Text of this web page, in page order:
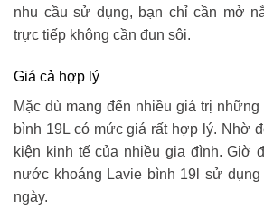
nhu cầu sử dụng, bạn chỉ cần mở
trực tiếp không cần đun sôi.
Giá cả hợp lý
Mặc dù mang đến nhiều giá trị
bình 19L có mức giá rất hợp lý. Nhờ
kiện kinh tế của nhiều gia đình. Giờ
nước khoáng Lavie bình 19l sử dụng
ngày.